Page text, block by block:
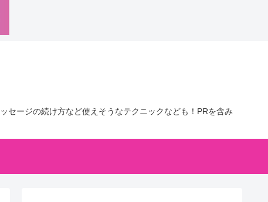
セージの続け方など使えそうなテクニックなども！PRを含み